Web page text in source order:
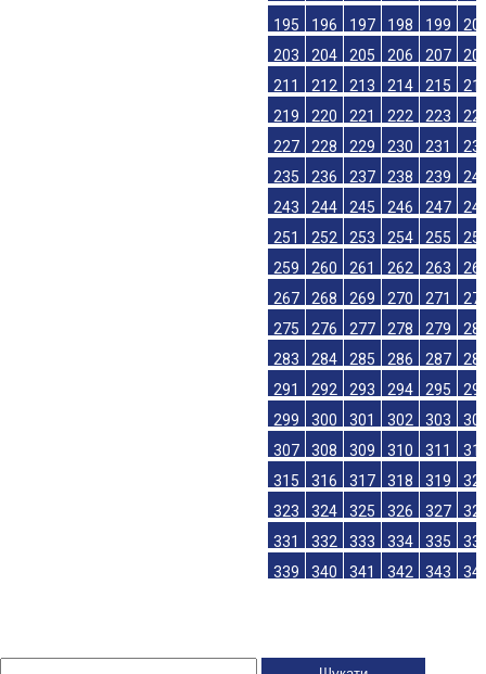
195
196 197 198 199
203
204 205 206 207
211
212 213 214 215
219
220 221 222 223
227
228 229 230 231
235
236 237 238 239
243
244 245 246 247
251
252 253 254 255
259
260 261 262 263
267
268 269 270 271
275
276 277 278 279
283
284 285 286 287
291
292 293 294 295
299
300 301 302 303
307
308 309 310 311
315
316 317 318 319
323
324 325 326 327
331
332 333 334 335
339
340 341 342 343